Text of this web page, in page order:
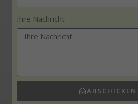
Ihre Nachricht
ABSCHICKEN